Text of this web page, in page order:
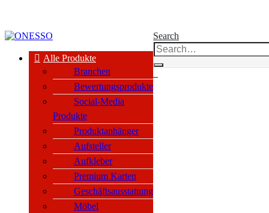
Alle Produkte
Branchen
Bewertungsprodukte
Social-Media
Produkte
Produktanhänger
Aufsteller
Aufkleber
Premium Karten
Geschäftsausstattung
Möbel
Search